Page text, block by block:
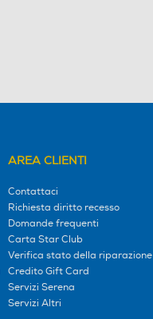
AREA CLIENTI
Contattaci
Richiesta diritto recesso
Domande frequenti
Carta Star Club
Verifica stato della riparazione
Credito Gift Card
Servizi Serena
Servizi Altri